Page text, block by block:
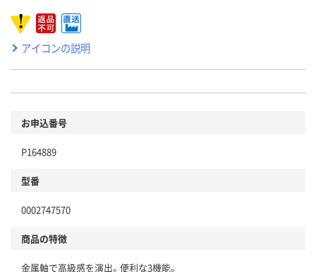
アイコンの説明
お申込番号
P164889
型番
0002747570
商品の特徴
金属軸で高級感を演出。便利な3機能。